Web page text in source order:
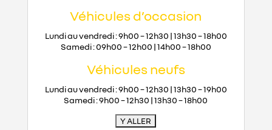
Véhicules d’occasion
Lundi au vendredi : 9h00–12h30 | 13h30–18h00
Samedi : 09h00–12h00 | 14h00–18h00
Véhicules neufs
Lundi au vendredi : 9h00–12h30 | 13h30–19h00
Samedi : 9h00–12h30 | 13h30–18h00